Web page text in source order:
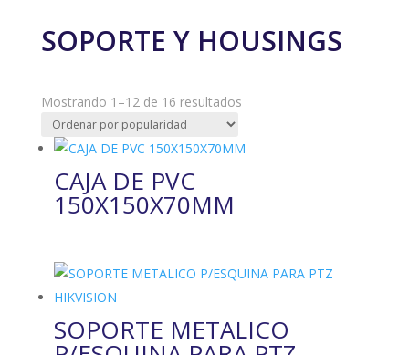
SOPORTE Y HOUSINGS
Mostrando 1–12 de 16 resultadosOrdenado
popularidad
CAJA DE PVC
150X150X70MM
SOPORTE METALICO